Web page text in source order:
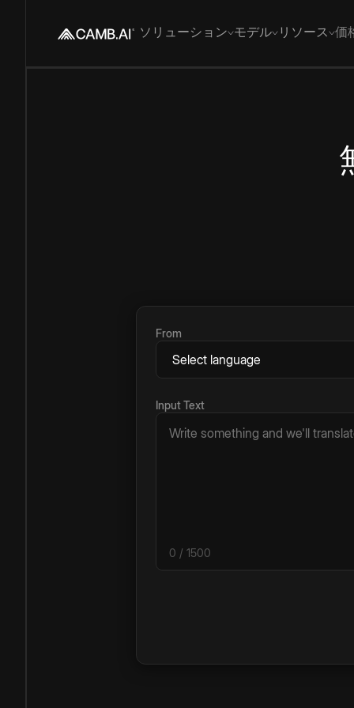
ソリューション モデル リソース 価
From
Input Text
0 / 1500